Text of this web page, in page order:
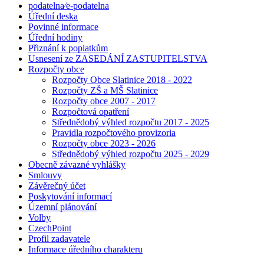
podatelna⁄e-podatelna
Úřední deska
Povinné informace
Úřední hodiny
Přiznání k poplatkům
Usnesení ze ZASEDÁNÍ ZASTUPITELSTVA
Rozpočty obce
Rozpočty Obce Slatinice 2018 - 2022
Rozpočty ZŠ a MŠ Slatinice
Rozpočty obce 2007 - 2017
Rozpočtová opatření
Střednědobý výhled rozpočtu 2017 - 2025
Pravidla rozpočtového provizoria
Rozpočty obce 2023 - 2026
Střednědobý výhled rozpočtu 2025 - 2029
Obecně závazné vyhlášky
Smlouvy
Závěrečný účet
Poskytování informací
Územní plánování
Volby
CzechPoint
Profil zadavatele
Informace úředního charakteru